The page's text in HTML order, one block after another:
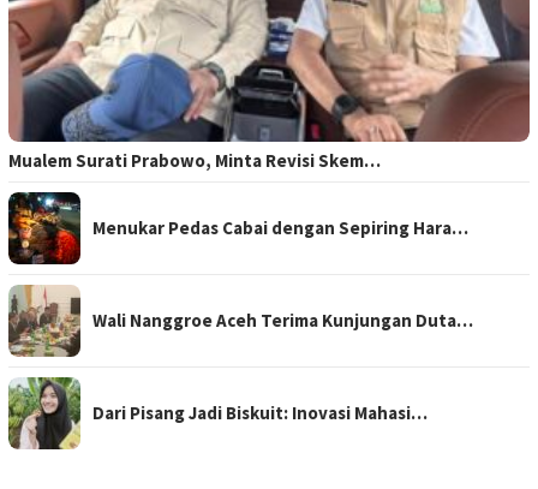
Mualem Surati Prabowo, Minta Revisi Skem…
Menukar Pedas Cabai dengan Sepiring Hara…
Wali Nanggroe Aceh Terima Kunjungan Duta…
Dari Pisang Jadi Biskuit: Inovasi Mahasi…